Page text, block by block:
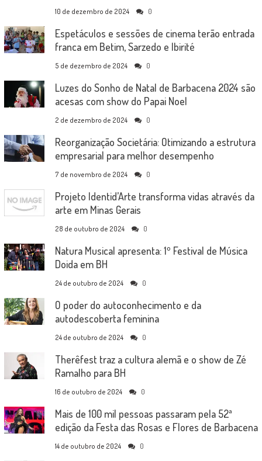
10 de dezembro de 2024 0
Espetáculos e sessões de cinema terão entrada
franca em Betim, Sarzedo e Ibirité
5 de dezembro de 2024 0
Luzes do Sonho de Natal de Barbacena 2024 são
acesas com show do Papai Noel
2 de dezembro de 2024 0
Reorganização Societária: Otimizando a estrutura
empresarial para melhor desempenho
7 de novembro de 2024 0
Projeto Identid’Arte transforma vidas através da
arte em Minas Gerais
28 de outubro de 2024 0
Natura Musical apresenta: 1º Festival de Música
Doida em BH
24 de outubro de 2024 0
O poder do autoconhecimento e da
autodescoberta feminina
24 de outubro de 2024 0
Therêfest traz a cultura alemã e o show de Zé
Ramalho para BH
16 de outubro de 2024 0
Mais de 100 mil pessoas passaram pela 52ª
edição da Festa das Rosas e Flores de Barbacena
14 de outubro de 2024 0